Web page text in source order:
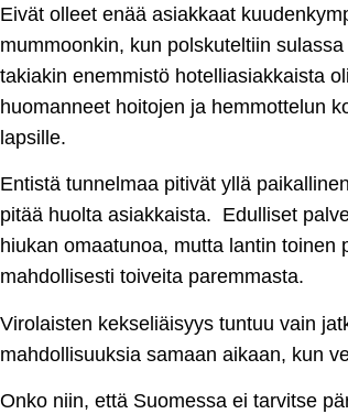
Eivät olleet enää asiakkaat
mummoonkin, kun polskuteltiin
takiakin enemmistö hotelliasiakkaista
huomanneet hoitojen ja hemmottelun
lapsille.
Entistä tunnelmaa pitivät yllä
pitää huolta asiakkaista. Edulliset
hiukan omaatunoa, mutta lantin
mahdollisesti toiveita paremmasta.
Virolaisten kekseliäisyys tuntuu vain
mahdollisuuksia samaan aikaan, kun
Onko niin, että Suomessa ei tarvitse